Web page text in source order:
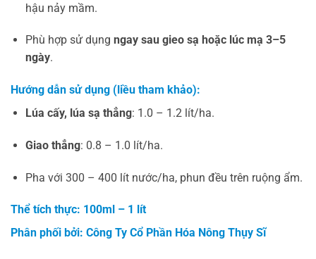
hậu nảy mầm.
Phù hợp sử dụng ngay sau gieo sạ hoặc lúc mạ 3–5
ngày.
Hướng dẫn sử dụng (liều tham khảo):
Lúa cấy, lúa sạ thẳng: 1.0 – 1.2 lít/ha.
Giao thẳng: 0.8 – 1.0 lít/ha.
Pha với 300 – 400 lít nước/ha, phun đều trên ruộng ẩm.
Thể tích thực: 100ml – 1 lít
Phân phối bởi: Công Ty Cổ Phần Hóa Nông Thụy Sĩ